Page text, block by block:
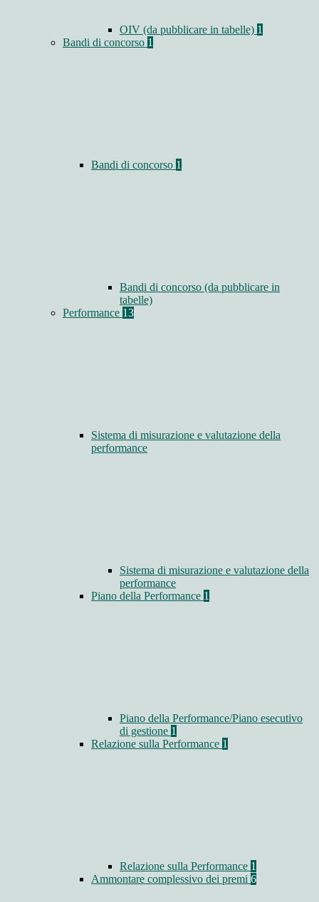
OIV (da pubblicare in tabelle) 1
Bandi di concorso 1
Bandi di concorso 1
Bandi di concorso (da pubblicare in
tabelle)
Performance 13
Sistema di misurazione e valutazione della
performance
Sistema di misurazione e valutazione della
performance
Piano della Performance 1
Piano della Performance/Piano esecutivo
di gestione 1
Relazione sulla Performance 1
Relazione sulla Performance 1
Ammontare complessivo dei premi 6